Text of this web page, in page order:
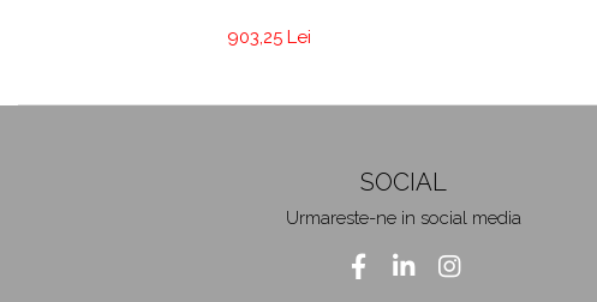
903,25 Lei
SOCIAL
Urmareste-ne in social media